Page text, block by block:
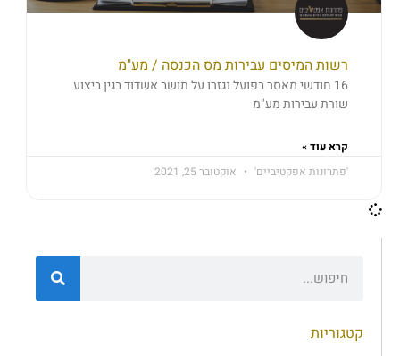
רשות המיסים עבירות מס הכנסה / מע"מ
16 חודשי מאסר בפועל נגזרו על תושב אשדוד בגין ביצוע
שורת עבירות מע"מ
קרא עוד »
'פתרונות אפקטיביים'
אוקטובר 25, 2021
קטגוריות